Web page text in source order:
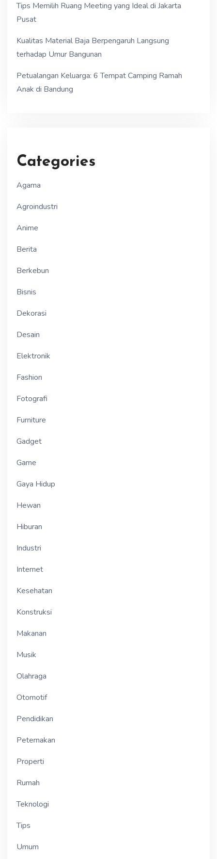
Tips Memilih Ruang Meeting yang Ideal di Jakarta
Pusat
Kualitas Material Baja Berpengaruh Langsung
terhadap Umur Bangunan
Petualangan Keluarga: 6 Tempat Camping Ramah
Anak di Bandung
Categories
Agama
Agroindustri
Anime
Berita
Berkebun
Bisnis
Dekorasi
Desain
Elektronik
Fashion
Fotografi
Furniture
Gadget
Game
Gaya Hidup
Hewan
Hiburan
Industri
Internet
Kesehatan
Konstruksi
Makanan
Musik
Olahraga
Otomotif
Pendidikan
Peternakan
Properti
Rumah
Teknologi
Tips
Umum